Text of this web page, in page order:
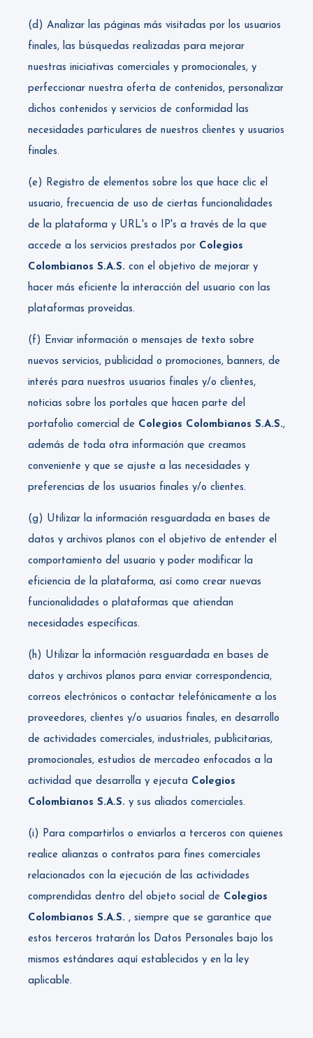
(d) Analizar las páginas más visitadas por los usuarios
finales, las búsquedas realizadas para mejorar
nuestras iniciativas comerciales y promocionales, y
perfeccionar nuestra oferta de contenidos, personalizar
dichos contenidos y servicios de conformidad las
necesidades particulares de nuestros clientes y usuarios
finales.
(e) Registro de elementos sobre los que hace clic el
usuario, frecuencia de uso de ciertas funcionalidades
de la plataforma y URL's o IP's a través de la que
accede a los servicios prestados por Colegios
Colombianos S.A.S. con el objetivo de mejorar y
hacer más eficiente la interacción del usuario con las
plataformas proveídas.
(f) Enviar información o mensajes de texto sobre
nuevos servicios, publicidad o promociones, banners, de
interés para nuestros usuarios finales y/o clientes,
noticias sobre los portales que hacen parte del
portafolio comercial de Colegios Colombianos S.A.S.,
además de toda otra información que creamos
conveniente y que se ajuste a las necesidades y
preferencias de los usuarios finales y/o clientes.
(g) Utilizar la información resguardada en bases de
datos y archivos planos con el objetivo de entender el
comportamiento del usuario y poder modificar la
eficiencia de la plataforma, así como crear nuevas
funcionalidades o plataformas que atiendan
necesidades específicas.
(h) Utilizar la información resguardada en bases de
datos y archivos planos para enviar correspondencia,
correos electrónicos o contactar telefónicamente a los
proveedores, clientes y/o usuarios finales, en desarrollo
de actividades comerciales, industriales, publicitarias,
promocionales, estudios de mercadeo enfocados a la
actividad que desarrolla y ejecuta Colegios
Colombianos S.A.S. y sus aliados comerciales.
(i) Para compartirlos o enviarlos a terceros con quienes
realice alianzas o contratos para fines comerciales
relacionados con la ejecución de las actividades
comprendidas dentro del objeto social de Colegios
Colombianos S.A.S. , siempre que se garantice que
estos terceros tratarán los Datos Personales bajo los
mismos estándares aquí establecidos y en la ley
aplicable.